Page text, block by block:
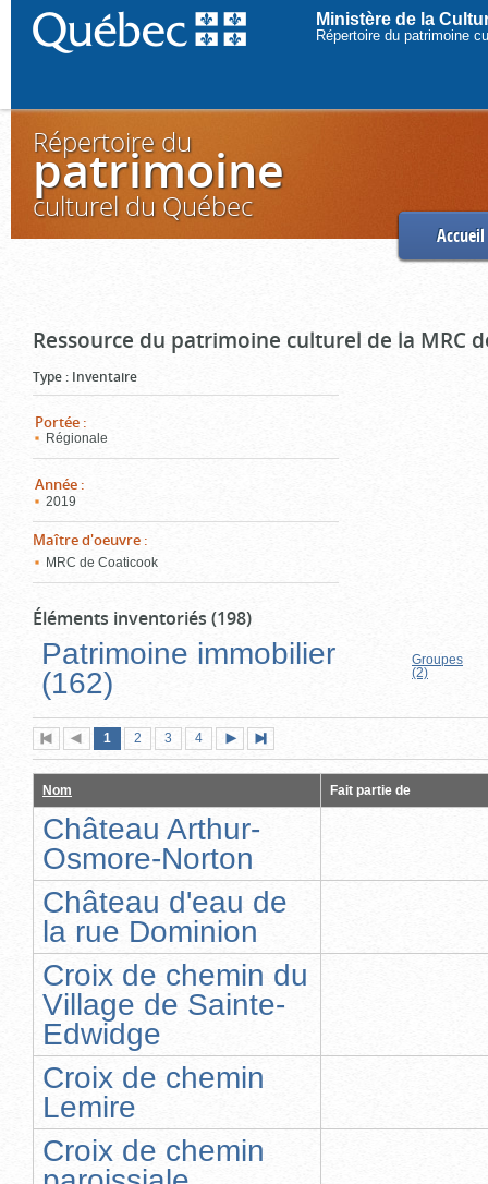
Ministère de la
Répertoire du patrimoine
Répertoire du
patrimoine
culturel du Québec
Accueil
Ressource du patrimoine culturel de la MRC
Type : Inventaire
Portée :
Régionale
Année :
2019
Maître d'oeuvre :
MRC de Coaticook
Éléments inventoriés (198)
Patrimoine immobilier
(162)
Groupes
(2)
Première
page
Page
précédente
Page
1 (page
actuelle)
Page
2 Page
3 Page
4
suivante
page
Nom Fait partie de
Château Arthur-
Osmore-Norton
Château d'eau de
la rue Dominion
Croix de chemin du
Village de Sainte-
Edwidge
Croix de chemin
Lemire
Croix de chemin